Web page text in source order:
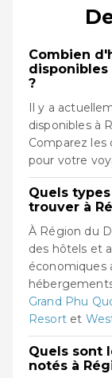
Combien
disponibles
?
Il y a
disponibles à
Comparez
pour votre
Quels
trouver à
À Région du
des hôtels et
économiques
Grand Phu
Resortet
Quels sont
notés à